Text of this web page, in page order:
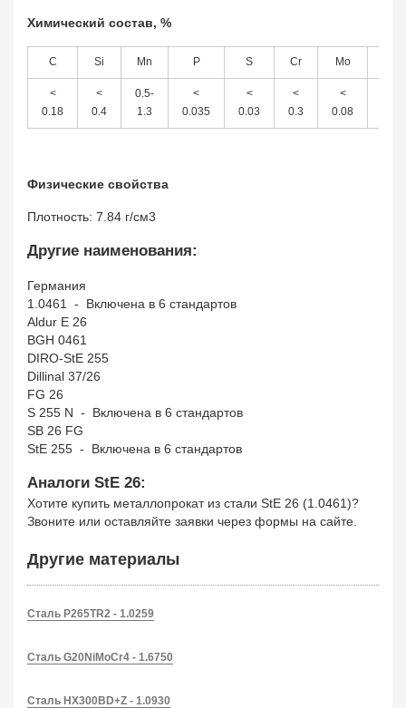
Химический состав, %
C Si Mn P S Cr Mo
<
0.18
<
0.4
0.5-
1.3
<
0.035
<
0.03
<
0.3
<
0.08
Физические свойства
Плотность: 7.84 г/см3
Другие наименования:
Германия
1.0461 - Включена в 6 стандартов
Aldur E 26
BGH 0461
DIRO-StE 255
Dillinal 37/26
FG 26
S 255 N - Включена в 6 стандартов
SB 26 FG
StE 255 - Включена в 6 стандартов
Аналоги StE 26:
Хотите купить металлопрокат из стали StE 26 (1.0461)?
Звоните или оставляйте заявки через формы на сайте.
Другие материалы
Сталь P265TR2 - 1.0259
Сталь G20NiMoCr4 - 1.6750
Сталь HX300BD+Z - 1.0930